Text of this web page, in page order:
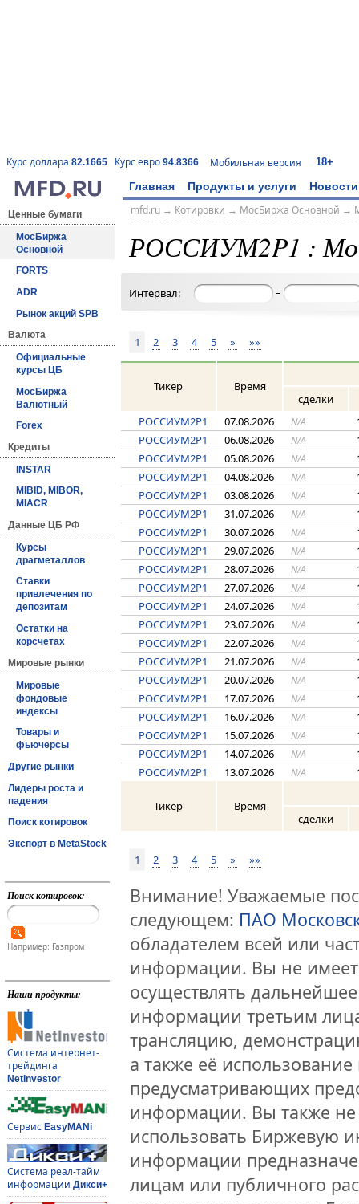
Курс доллара 82.1665 Курс евро 94.8366 Мобильная версия 18+
Главная Продукты и услуги Новости
Ценные бумаги
МосБиржа
Основной
FORTS
ADR
Рынок акций SPB
Валюта
Официальные
курсы ЦБ
МосБиржа
Валютный
Forex
Кредиты
INSTAR
MIBID, MIBOR,
MIACR
Данные ЦБ РФ
Курсы
драгметаллов
Ставки
привлечения по
депозитам
Остатки на
корсчетах
Мировые рынки
Мировые
фондовые
индексы
Товары и
фьючерсы
Другие рынки
Лидеры роста и
падения
Поиск котировок
Экспорт в MetaStock
Поиск котировок:
Например: Газпром
Наши продукты:
Система интернет-
трейдинга
NetInvestor
Сервис EasyMANi
Система реал-тайм
информации Дикси+
mfd.ru→ Котировки → МосБиржа Основной →
РОССИУМ2P1 :
Интервал: –
1 2 3 4 5 » »»
Тикер
Время
сделки
РОССИУМ2P1
07.08.2026 N/A
РОССИУМ2P1
06.08.2026 N/A
РОССИУМ2P1
05.08.2026 N/A
РОССИУМ2P1
04.08.2026 N/A
РОССИУМ2P1
03.08.2026 N/A
РОССИУМ2P1
31.07.2026 N/A
РОССИУМ2P1
30.07.2026 N/A
РОССИУМ2P1
29.07.2026 N/A
РОССИУМ2P1
28.07.2026 N/A
РОССИУМ2P1
27.07.2026 N/A
РОССИУМ2P1
24.07.2026 N/A
РОССИУМ2P1
23.07.2026 N/A
РОССИУМ2P1
22.07.2026 N/A
РОССИУМ2P1
21.07.2026 N/A
РОССИУМ2P1
20.07.2026 N/A
РОССИУМ2P1
17.07.2026 N/A
РОССИУМ2P1
16.07.2026 N/A
РОССИУМ2P1
15.07.2026 N/A
РОССИУМ2P1
14.07.2026 N/A
РОССИУМ2P1
13.07.2026 N/A
Тикер
Время
сделки
1 2 3 4 5 » »»
Внимание! Уважаемые
следующем: ПАО
обладателем всей или
информации. Вы не
осуществлять
информации третьим
трансляцию,
а также её
предусматривающих
информации. Вы также не
использовать Биржевую
информации
лицам или публичного